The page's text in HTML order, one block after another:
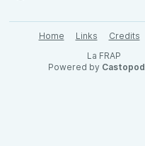
Home Links Credits
La FRAP
Powered by Castopod